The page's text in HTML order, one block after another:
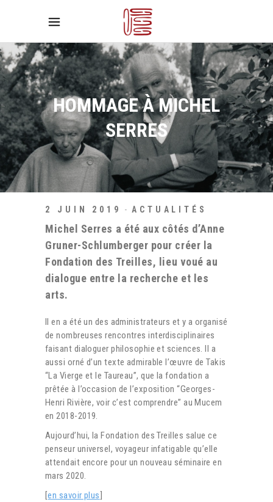
HOMMAGE À MICHEL
SERRES
2 JUIN 2019 ACTUALITÉS
Michel Serres a été aux côtés d’Anne
Gruner-Schlumberger pour créer la
Fondation des Treilles, lieu voué au
dialogue entre la recherche et les
arts.
Il en a été un des administrateurs et y a organisé
de nombreuses rencontres interdisciplinaires
faisant dialoguer philosophie et sciences. Il a
aussi orné d’un texte admirable l’œuvre de Takis
“La Vierge et le Taureau”, que la fondation a
prêtée à l’occasion de l’exposition “Georges-
Henri Rivière, voir c’est comprendre” au Mucem
en 2018-2019.
Aujourd’hui, la Fondation des Treilles salue ce
penseur universel, voyageur infatigable qu’elle
attendait encore pour un nouveau séminaire en
mars 2020.
[en savoir plus]